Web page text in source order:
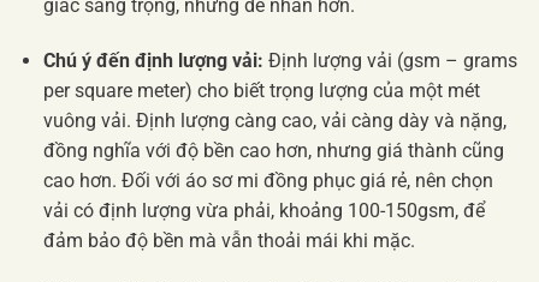
giác sang trọng, nhưng dễ nhăn hơn.
Chú ý đến định lượng vải: Định lượng vải (gsm – grams
per square meter) cho biết trọng lượng của một mét
vuông vải. Định lượng càng cao, vải càng dày và nặng,
đồng nghĩa với độ bền cao hơn, nhưng giá thành cũng
cao hơn. Đối với áo sơ mi đồng phục giá rẻ, nên chọn
vải có định lượng vừa phải, khoảng 100-150gsm, để
đảm bảo độ bền mà vẫn thoải mái khi mặc.